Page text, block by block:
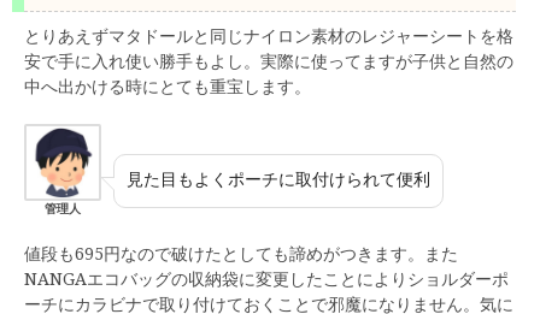
とりあえずマタドールと同じナイロン素材のレジャーシートを格
安で手に入れ使い勝手もよし。実際に使ってますが子供と自然の
中へ出かける時にとても重宝します。
管理人
見た目もよくポーチに取付けられて便利
値段も695円なので破けたとしても諦めがつきます。また
NANGAエコバッグの収納袋に変更したことによりショルダーポ
ーチにカラビナで取り付けておくことで邪魔になりません。気に